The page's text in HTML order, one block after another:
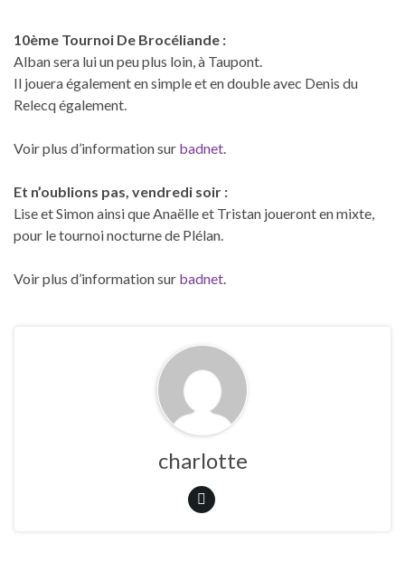
10ème Tournoi De Brocéliande :
Alban sera lui un peu plus loin, à Taupont.
Il jouera également en simple et en double avec Denis du
Relecq également.
Voir plus d’information sur badnet.
Et n’oublions pas, vendredi soir :
Lise et Simon ainsi que Anaëlle et Tristan joueront en mixte,
pour le tournoi nocturne de Plélan.
Voir plus d’information sur badnet.
charlotte